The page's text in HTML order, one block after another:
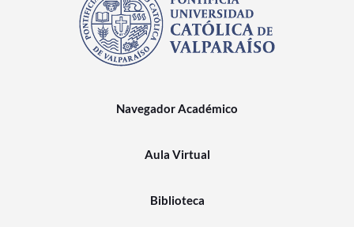
Navegador Académico
Aula Virtual
Biblioteca